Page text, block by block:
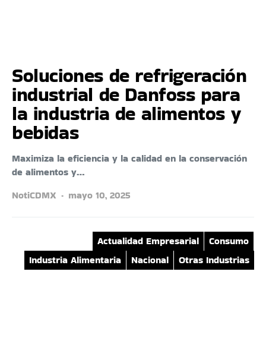
Soluciones de refrigeración
industrial de Danfoss para
la industria de alimentos y
bebidas
Maximiza la eficiencia y la calidad en la conservación
de alimentos y…
NotiCDMX
mayo 10, 2025
Actualidad Empresarial
Consumo
Industria Alimentaria
Nacional Otras Industrias